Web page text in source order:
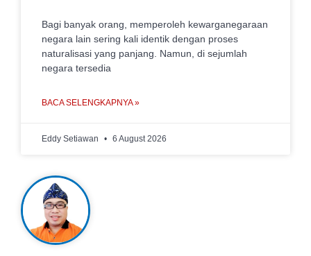
Bagi banyak orang, memperoleh kewarganegaraan
negara lain sering kali identik dengan proses
naturalisasi yang panjang. Namun, di sejumlah
negara tersedia
BACA SELENGKAPNYA »
Eddy Setiawan 6 August 2026